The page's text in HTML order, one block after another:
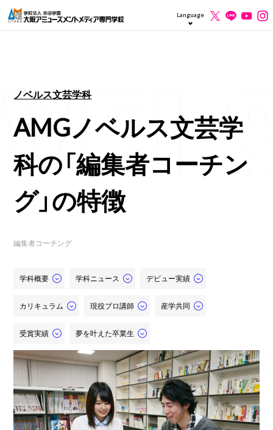
Language
ノベルス文芸学科
AMGノベルス文芸学
科の「編集者コーチン
グ」の特徴
編集者コーチング
学科概要 学科ニュース デビュー実績
カリキュラム 現役プロ講師 産学共同
受賞実績 夢を叶えた卒業生